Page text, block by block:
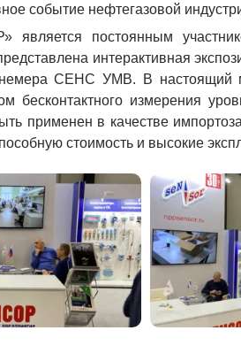
событие нефтегазовой
постоянным
интерактивная
СЕНС УМВ. В настоящий
бесконтактного измерения
применен в качестве
стоимость и высокие